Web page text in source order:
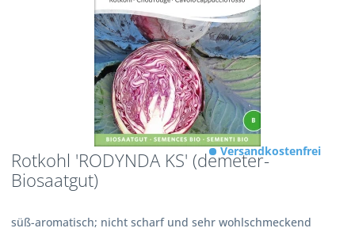
Rotkohl 'RODYNDA KS' (demeter-
Biosaatgut)
süß-aromatisch; nicht scharf und sehr wohlschmeckend
Versandkostenfrei